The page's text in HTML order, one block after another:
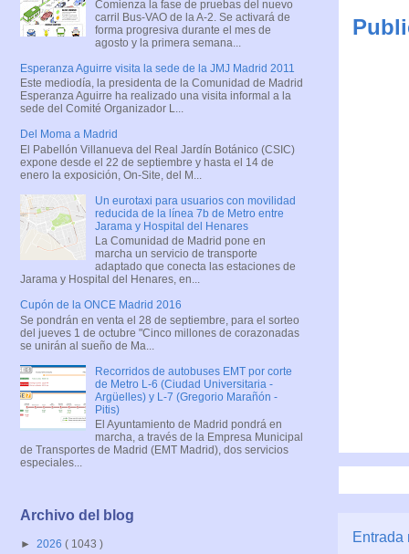
Entrada
Comienza la fase de pruebas del nuevo
carril Bus-VAO de la A-2. Se activará de
forma progresiva durante el mes de
agosto y la primera semana...
Esperanza Aguirre visita la sede de la JMJ Madrid 2011
Este mediodía, la presidenta de la Comunidad de Madrid
Esperanza Aguirre ha realizado una visita informal a la
sede del Comité Organizador L...
Del Moma a Madrid
El Pabellón Villanueva del Real Jardín Botánico (CSIC)
expone desde el 22 de septiembre y hasta el 14 de
enero la exposición, On-Site, del M...
Un eurotaxi para usuarios con movilidad
reducida de la línea 7b de Metro entre
Jarama y Hospital del Henares
La Comunidad de Madrid pone en
marcha un servicio de transporte
adaptado que conecta las estaciones de
Jarama y Hospital del Henares, en...
Cupón de la ONCE Madrid 2016
Se pondrán en venta el 28 de septiembre, para el sorteo
del jueves 1 de octubre "Cinco millones de corazonadas
se unirán al sueño de Ma...
Recorridos de autobuses EMT por corte
de Metro L-6 (Ciudad Universitaria -
Argüelles) y L-7 (Gregorio Marañón -
Pitis)
El Ayuntamiento de Madrid pondrá en
marcha, a través de la Empresa Municipal
de Transportes de Madrid (EMT Madrid), dos servicios
especiales...
Archivo del blog
► 2026 ( 1043 )